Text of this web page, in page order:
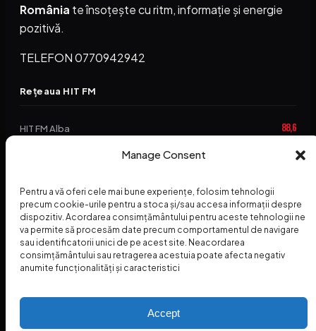
Manage Consent
Pentru a vă oferi cele mai bune experiențe, folosim tehnologii
precum cookie-urile pentru a stoca și/sau accesa informații despre
dispozitiv. Acordarea consimțământului pentru aceste tehnologii ne
va permite să procesăm date precum comportamentul de navigare
sau identificatorii unici de pe acest site. Neacordarea
consimțământului sau retragerea acestuia poate afecta negativ
anumite funcționalități și caracteristici
Accept
România te însoțește cu ritm, informație și energie
pozitivă.
TELEFON 0770942942
Rețeaua HIT FM
HIT FM Alba 88,6
94,2
HIT FM Abrud 94,3
HIT FM Horezu 95,1
HIT FM Nehoiu 88,2